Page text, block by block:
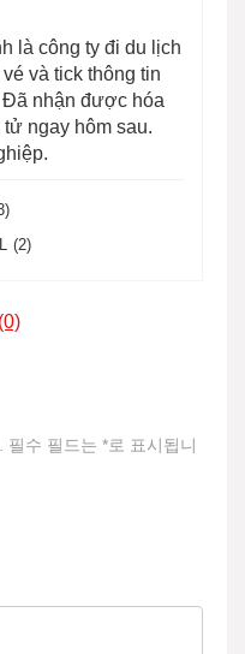
là công ty đi du lịch
và tick thông tin
Đã nhận được hóa
ngay hôm sau.
)
(2)
필수 필드는 *로 표시됩니